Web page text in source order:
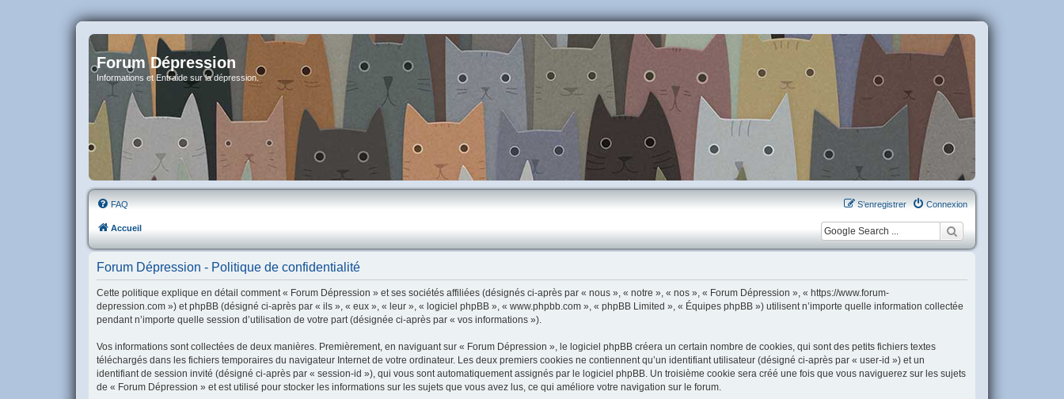
Forum Dépression
Informations et Entraide sur la dépression.
FAQ Connexion
S’enregistrer
Accueil
Forum Dépression - Politique de confidentialité
Cette politique explique en détail comment « Forum Dépression » et ses sociétés affiliées (désignés ci-après par « nous », « notre », « nos », « Forum Dépression », « https://www.forum-
depression.com ») et phpBB (désigné ci-après par « ils », « eux », « leur », « logiciel phpBB », « www.phpbb.com », « phpBB Limited », « Équipes phpBB ») utilisent n’importe quelle information collectée
pendant n’importe quelle session d’utilisation de votre part (désignée ci-après par « vos informations »).
Vos informations sont collectées de deux manières. Premièrement, en naviguant sur « Forum Dépression », le logiciel phpBB créera un certain nombre de cookies, qui sont des petits fichiers textes
téléchargés dans les fichiers temporaires du navigateur Internet de votre ordinateur. Les deux premiers cookies ne contiennent qu’un identifiant utilisateur (désigné ci-après par « user-id ») et un
identifiant de session invité (désigné ci-après par « session-id »), qui vous sont automatiquement assignés par le logiciel phpBB. Un troisième cookie sera créé une fois que vous naviguerez sur les sujets
de « Forum Dépression » et est utilisé pour stocker les informations sur les sujets que vous avez lus, ce qui améliore votre navigation sur le forum.